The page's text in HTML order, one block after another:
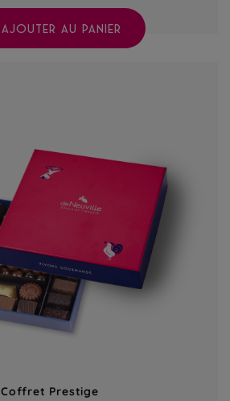
AJOUTER AU PANIER
Coffret Prestige